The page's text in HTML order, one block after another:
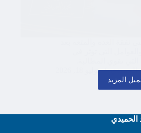
الحميدي
يوليو 18, 2026
المزيد